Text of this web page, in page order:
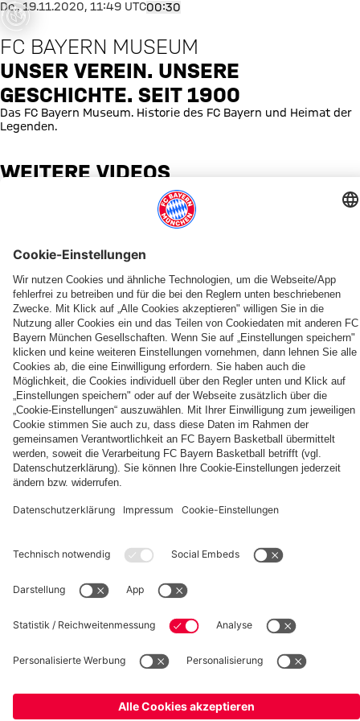
Unser Verein. Unsere
ist
occurred,
try again
later.
Do., 19.11.2020, 11:49 UTC00:30
FC BAYERN MUSEUM
UNSER VEREIN. UNSERE
GESCHICHTE. SEIT 1900
Das FC Bayern Museum. Historie des FC Bayern und Heimat der
Legenden.
WEITERE VIDEOS
zum
Museum
in
neuem
Glanz
NEUER TERMIN: FAMILIENSONNTAG AM 15. MÄRZ
mit
Berni
im
FC
Bayern
Museum
126 JAHRE FC BAYERN MÜNCHEN
Sonderführungen
zur
Vereinsgründung
im
Museum
DAS MUSEUMSJAHR 2025
Rekordbesuch
im
Jahr
der
Jubiläen
PROGRAMM FÜR SENIOREN - NEUER
GALLERIE
Ü65
MUSEUM: ABSCHLUSS DER ERSTEN
Das
Foyer
ist
eröffnet
…
verschenken
Sie
FC
Bayern-
Freude
zum
Fest!
im
aktuellen
Trikot
PARTNER
fcbayern.com Allianz Arena FC Bayern Store
Cookie Einstellungen